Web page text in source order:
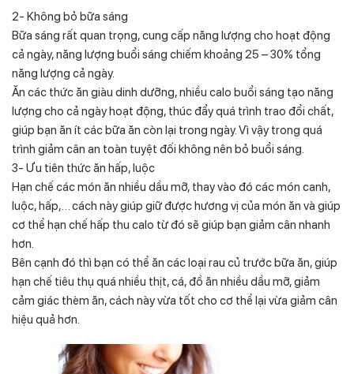
2- Không bỏ bữa sáng
Bữa sáng rất quan trọng, cung cấp năng lượng cho hoạt động
cả ngày, năng lượng buổi sáng chiếm khoảng 25 – 30% tổng
năng lượng cả ngày.
Ăn các thức ăn giàu dinh dưỡng, nhiều calo buổi sáng tạo năng
lượng cho cả ngày hoạt động, thúc đẩy quá trình trao đổi chất,
giúp bạn ăn ít các bữa ăn còn lại trong ngày. Vì vậy trong quá
trình giảm cân an toàn tuyệt đối không nên bỏ buổi sáng.
3- Ưu tiên thức ăn hấp, luộc
Hạn chế các món ăn nhiều dầu mỡ, thay vào đó các món canh,
luộc, hấp,… cách này giúp giữ được hương vị của món ăn và giúp
cơ thể hạn chế hấp thu calo từ đó sẽ giúp bạn giảm cân nhanh
hơn.
Bên cạnh đó thì bạn có thể ăn các loại rau củ trước bữa ăn, giúp
hạn chế tiêu thụ quá nhiều thịt, cá, đồ ăn nhiều dầu mỡ, giảm
cảm giác thèm ăn, cách này vừa tốt cho cơ thể lại vừa giảm cân
hiệu quả hơn.